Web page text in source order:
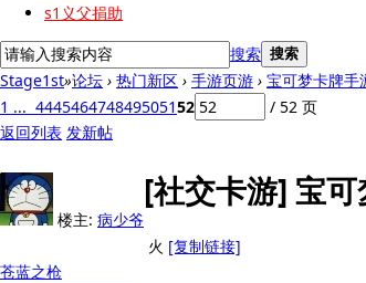
s1义父捐助
搜索 搜索
Stage1st»论坛 › 热门新区 › 手游页游 › 宝可梦卡牌手
1 ... 444546474849505152
/ 52 页
返回列表 发新帖
楼主: 病少爷
[社交卡游] 宝
火 [复制链接]
苍蓝之枪